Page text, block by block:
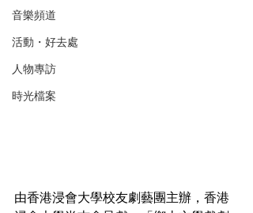
音樂頻道
活動・好去處
人物專訪
時光檔案
由香港浸會大學校友劇藝團主辦，香港